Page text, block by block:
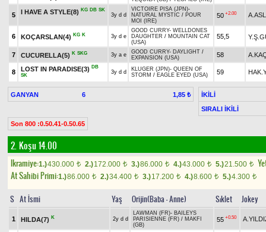
5 I HAVE A STYLE(8) KG DB SK
3y d d
VICTOIRE PISA (JPN)-
NATURAL MYSTIC / POUR
MOI (IRE)
50 +2.00
6 KOÇARSLAN(4) KG K 3y d e
GOOD CURRY- WELLDONES
DAUGHTER / MOUNTAIN CAT
(USA)
55,5
7 CUCURELLA(5) K SKG 3y a e GOOD CURRY- DAYLIGHT /
EXPANSION (USA)
58
8 LOST IN PARADISE(3) DB
SK
3y d d KLUGER (JPN)- QUEEN OF
STORM / EAGLE EYED (USA) 59
GANYAN 6 1,85 ₺
İKİLİ
SIRALI İKİLİ
Son 800 :0.50.41-0.50.65
2. Koşu 14.00
Ikramiye:1.)430.000 t 2.)172.000 t 3.)86.000 t 4.)43.000 t 5.)21.500 t
At Sahibi Primi:1.)86.000 t 2.)34.400 t 3.)17.200 t 4.)8.600 t 5.)4.300 t
S At İsmi Yaş Orijin(Baba - Anne) Sıklet Jokey
1 HILDA(7) K 2y d d
LAWMAN (FR)- BAILEYS
PARISIENNE (FR) / MAKFI
(GB)
55 +0.50